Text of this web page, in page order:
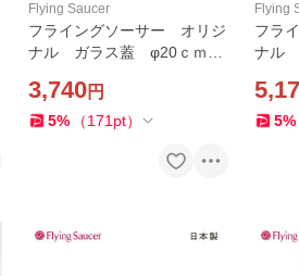
Flying Saucer
フライングソーサー オリジ
ナル ガラス蓋 φ20ｃｍ
稿で商品価格(税抜)10%分の
クーポンプレゼント】
3,740円
5% （171 pt）
Flying
フラ
ナル
稿で
クー
5%